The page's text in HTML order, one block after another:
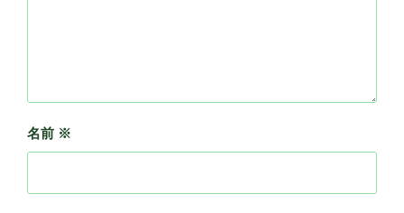
名前 ※